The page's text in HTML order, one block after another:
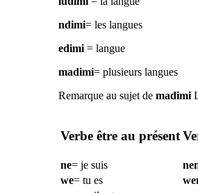
ndimi= les langues
edimi= langue
madimi= plusieurs langues
Remarque au sujet de madimi
Verbe être au présent
ne= je suis
we= tu es